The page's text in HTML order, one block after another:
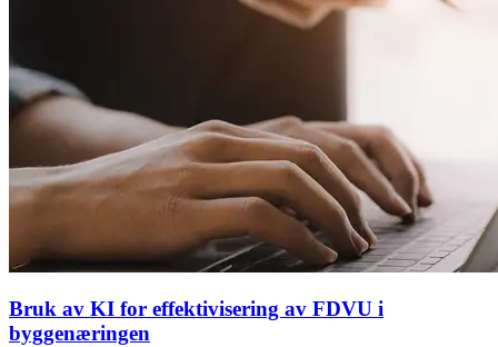
Bruk av KI for effektivisering av FDVU i
byggenæringen